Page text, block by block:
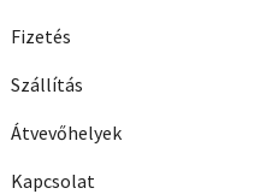
Fizetés
Szállítás
Átvevőhelyek
Kapcsolat